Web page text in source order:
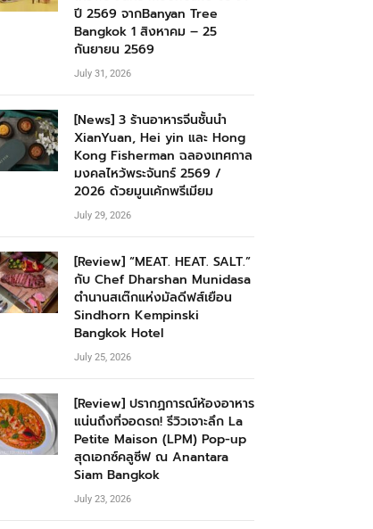
ปี 2569 จากBanyan Tree
Bangkok 1 สิงหาคม – 25
กันยายน 2569
July 31, 2026
[News] 3 ร้านอาหารจีนชั้นนำ
XianYuan, Hei yin และ Hong
Kong Fisherman ฉลองเทศกาล
มงคลไหว้พระจันทร์ 2569 /
2026 ด้วยมูนเค้กพรีเมียม
July 29, 2026
[Review] “MEAT. HEAT. SALT.”
กับ Chef Dharshan Munidasa
ตำนานสเต๊กแห่งมัลดีฟส์เยือน
Sindhorn Kempinski
Bangkok Hotel
July 25, 2026
[Review] ปรากฏการณ์ห้องอาหาร
แน่นถึงที่จอดรถ! รีวิวเจาะลึก La
Petite Maison (LPM) Pop-up
สุดเอกซ์คลูซีฟ ณ Anantara
Siam Bangkok
July 23, 2026